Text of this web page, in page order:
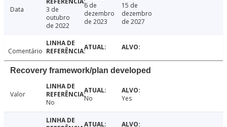
Data
3 de
outubro
de 2022
6 de
dezembro
de 2023
15 de
dezembro
de 2027
Comentário
Recovery framework/plan developed
Valor
No
No Yes